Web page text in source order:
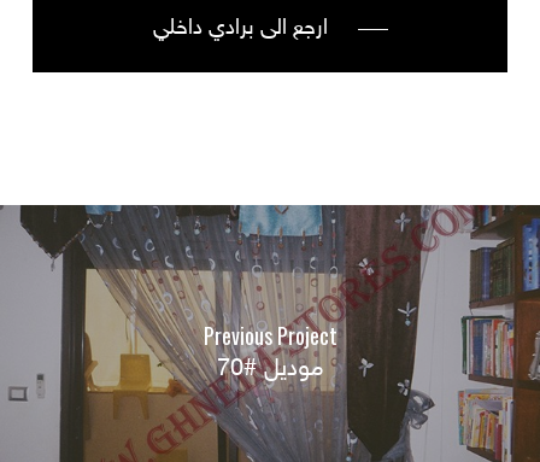
ارجع الى برادي داخلي
Previous Project
موديل #70